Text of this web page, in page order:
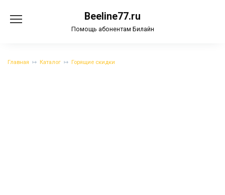
содержанию
Beeline77.ru
Помощь абонентам Билайн
Главная Каталог Горящие скидки